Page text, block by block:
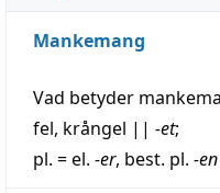
Mankemang
Vad betyder
fel, krångel || -et;
pl. = el. -er, best. pl. -en